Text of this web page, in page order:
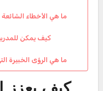
ما هي الأخطاء الشائعة
كيف يمكن
ما هي الرؤى الخبيرة